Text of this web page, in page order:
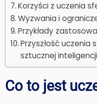
Korzyści z uczenia
Wyzwania i
Przykłady
Przyszłość
sztucznej inteligencji
Co to jest